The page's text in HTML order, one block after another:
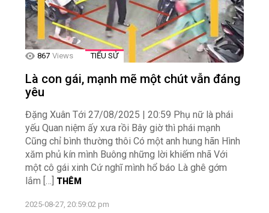
867 Views TIỂU SỬ
Là con gái, mạnh mẽ một chút vẫn đáng
yêu
Đặng Xuân Tới 27/08/2025 | 20:59 Phụ nữ là phái
yếu Quan niệm ấy xưa rồi Bây giờ thì phái mạnh
Cũng chỉ bình thường thôi Có một anh hung hãn Hình
xăm phủ kín mình Buông những lời khiếm nhã Với
một cô gái xinh Cứ nghĩ mình hổ báo Là ghê gớm
lắm […] THÊM
2025-08-27, 20:59:02 pm